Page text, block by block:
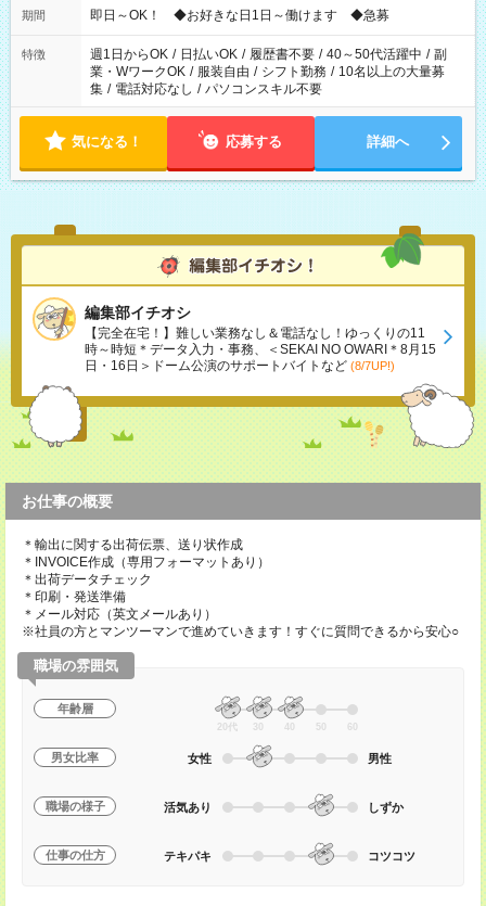
期間 即日～OK！ ◆お好きな日1日～働けます ◆急募
特徴 週1日からOK / 日払いOK / 履歴書不要 / 40～50代活躍中 / 副
業・WワークOK / 服装自由 / シフト勤務 / 10名以上の大量募
集 / 電話対応なし / パソコンスキル不要
気になる！ 応募する 詳細へ
編集部イチオシ
【完全在宅！】難しい業務なし＆電話なし！ゆっくりの11
時～時短＊データ入力・事務、＜SEKAI NO OWARI＊8月15
日・16日＞ドーム公演のサポートバイトなど (8/7UP!)
お仕事の概要
＊輸出に関する出荷伝票、送り状作成
＊INVOICE作成（専用フォーマットあり）
＊出荷データチェック
＊印刷・発送準備
＊メール対応（英文メールあり）
※社員の方とマンツーマンで進めていきます！すぐに質問できるから安心○
職場の雰囲気
年齢層
20代 30 40 50 60
男女比率 女性 男性
職場の様子 活気あり しずか
仕事の仕方 テキパキ コツコツ